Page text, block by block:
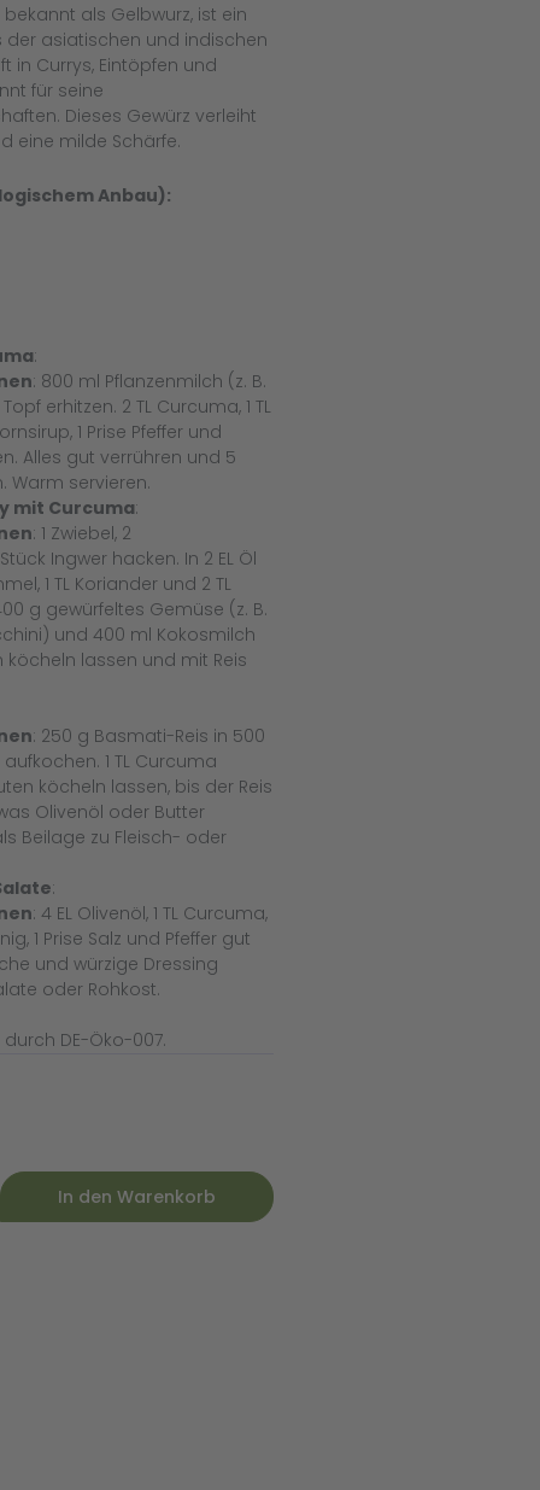
als Gelbwurz, ist ein
der asiatischen und indischen
in Currys, Eintöpfen und
für seine
Dieses Gewürz verleiht
eine milde Schärfe.
Anbau):
:
: 800 ml Pflanzenmilch (z. B.
erhitzen. 2 TL Curcuma, 1 TL
1 Prise Pfeffer und
Alles gut verrühren und 5
Warm servieren.
mit Curcuma:
: 1 Zwiebel, 2
Ingwer hacken. In 2 EL Öl
1 TL Koriander und 2 TL
g gewürfeltes Gemüse (z. B.
und 400 ml Kokosmilch
lassen und mit Reis
: 250 g Basmati-Reis in 500
1 TL Curcuma
köcheln lassen, bis der Reis
Olivenöl oder Butter
Beilage zu Fleisch- oder
:
: 4 EL Olivenöl, 1 TL Curcuma,
1 Prise Salz und Pfeffer gut
und würzige Dressing
oder Rohkost.
DE-Öko-007.
In den Warenkorb